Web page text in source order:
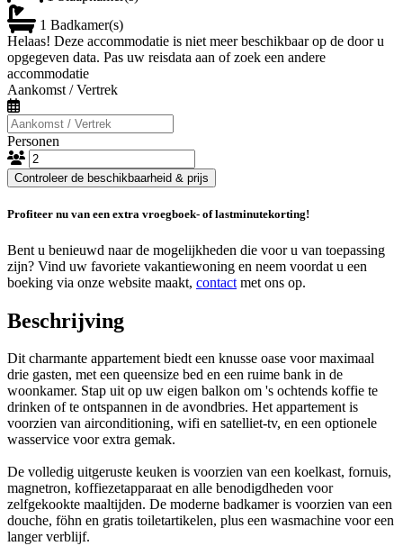
1 Badkamer(s)
Helaas! Deze accommodatie is niet meer beschikbaar op de door u
opgegeven data. Pas uw reisdata aan of zoek een andere
accommodatie
Aankomst / Vertrek
Personen
Controleer de beschikbaarheid & prijs
Profiteer nu van een extra vroegboek- of lastminutekorting!
Bent u benieuwd naar de mogelijkheden die voor u van toepassing
zijn? Vind uw favoriete vakantiewoning en neem voordat u een
boeking via onze website maakt, contact met ons op.
Beschrijving
Dit charmante appartement biedt een knusse oase voor maximaal
drie gasten, met een queensize bed en een ruime bank in de
woonkamer. Stap uit op uw eigen balkon om 's ochtends koffie te
drinken of te ontspannen in de avondbries. Het appartement is
voorzien van airconditioning, wifi en satelliet-tv, en een optionele
wasservice voor extra gemak.
De volledig uitgeruste keuken is voorzien van een koelkast, fornuis,
magnetron, koffiezetapparaat en alle benodigdheden voor
zelfgekookte maaltijden. De moderne badkamer is voorzien van een
douche, föhn en gratis toiletartikelen, plus een wasmachine voor een
langer verblijf.